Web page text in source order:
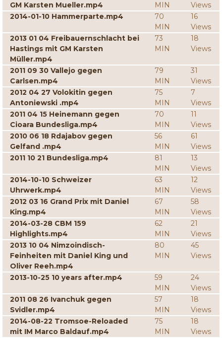
GM Karsten Mueller.mp4
MIN
Views
2014-01-10 Hammerparte.mp4
70
MIN
16
Views
2013 01 04 Freibauernschlacht bei
Hastings mit GM Karsten
Müller.mp4
73
MIN
18
Views
2011 09 30 Vallejo gegen
Carlsen.mp4
79
MIN
31
Views
2012 04 27 Volokitin gegen
Antoniewski .mp4
75
MIN
7
Views
2011 04 15 Heinemann gegen
Cioara Bundesliga.mp4
70
MIN
11
Views
2010 06 18 Rdajabov gegen
Gelfand .mp4
56
MIN
61
Views
2011 10 21 Bundesliga.mp4
81
MIN
13
Views
2014-10-10 Schweizer
Uhrwerk.mp4
63
MIN
12
Views
2012 03 16 Grand Prix mit Daniel
King.mp4
67
MIN
58
Views
2014-03-28 CBM 159
Highlights.mp4
62
MIN
21
Views
2013 10 04 Nimzoindisch-
Feinheiten mit Daniel King und
Oliver Reeh.mp4
80
MIN
45
Views
2013-10-25 10 years after.mp4
59
MIN
24
Views
2011 08 26 Ivanchuk gegen
Svidler.mp4
57
MIN
18
Views
2014-08-22 Tromsoe-Reloaded
mit IM Marco Baldauf.mp4
75
MIN
18
Views